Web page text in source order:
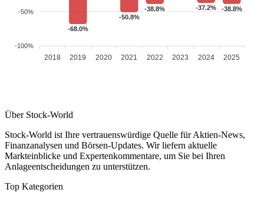
-50%
-100%
-68.0%
-50.8%
-38.8%
-37.2%
-38.8%
2018 2019 2020 2021 2022 2023 2024 2025
Über Stock-World
Stock-World ist Ihre vertrauenswürdige Quelle für Aktien-News,
Finanzanalysen und Börsen-Updates. Wir liefern aktuelle
Markteinblicke und Expertenkommentare, um Sie bei Ihren
Anlageentscheidungen zu unterstützen.
Top Kategorien